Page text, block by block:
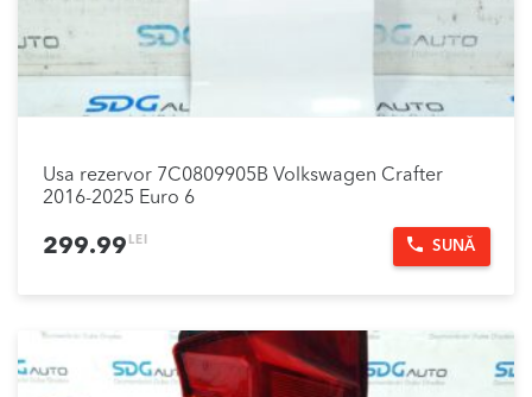
Usa rezervor 7C0809905B Volkswagen Crafter
2016-2025 Euro 6
299.99 LEI SUNĂ